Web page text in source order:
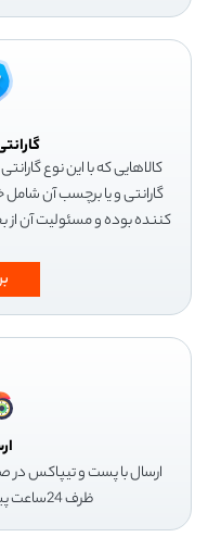
کالاهایی که با این نوع
گارانتی و یا برچسب آن
ارسال با پست و تیپاکس در
ظرف 24ساعت پیگیری و ثبت شکایت فرمایید.